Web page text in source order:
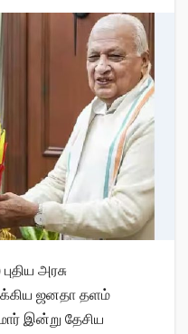
அரசு
ஜனதா தளம்
இன்று தேசிய